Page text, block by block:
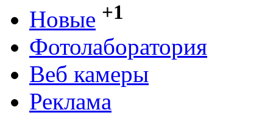
Новые +1
Фотолаборатория
Веб камеры
Реклама